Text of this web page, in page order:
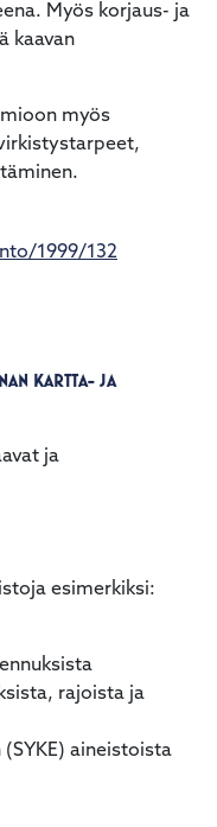
Myös korjaus- ja
kaavan
myös
1999/132
KARTTA- JA
ja
esimerkiksi:
rajoista ja
aineistoista